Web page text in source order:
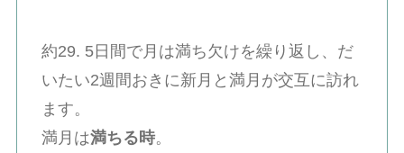
約29. 5日間で月は満ち欠けを繰り返し、だ
いたい2週間おきに新月と満月が交互に訪れ
ます。
満月は満ちる時。